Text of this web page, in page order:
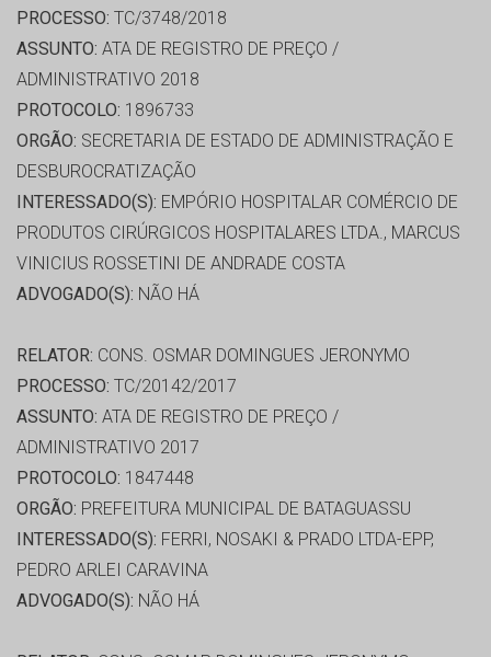
PROCESSO: TC/3748/2018
ASSUNTO: ATA DE REGISTRO DE PREÇO /
ADMINISTRATIVO 2018
PROTOCOLO: 1896733
ORGÃO: SECRETARIA DE ESTADO DE ADMINISTRAÇÃO E
DESBUROCRATIZAÇÃO
INTERESSADO(S): EMPÓRIO HOSPITALAR COMÉRCIO DE
PRODUTOS CIRÚRGICOS HOSPITALARES LTDA., MARCUS
VINICIUS ROSSETINI DE ANDRADE COSTA
ADVOGADO(S): NÃO HÁ
RELATOR: CONS. OSMAR DOMINGUES JERONYMO
PROCESSO: TC/20142/2017
ASSUNTO: ATA DE REGISTRO DE PREÇO /
ADMINISTRATIVO 2017
PROTOCOLO: 1847448
ORGÃO: PREFEITURA MUNICIPAL DE BATAGUASSU
INTERESSADO(S): FERRI, NOSAKI & PRADO LTDA-EPP,
PEDRO ARLEI CARAVINA
ADVOGADO(S): NÃO HÁ